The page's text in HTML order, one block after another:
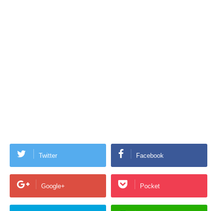
Twitter Facebook
Google+ Pocket